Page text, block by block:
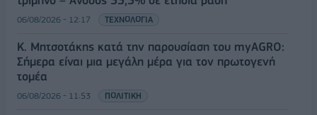
06/08/2026 - 12:17 ΤΕΧΝΟΛΟΓΙΑ
Κ. Μητσοτάκης κατά την παρουσίαση του myAGRO:
Σήμερα είναι μια μεγάλη μέρα για τον πρωτογενή
τομέα
06/08/2026 - 11:53 ΠΟΛΙΤΙΚΗ